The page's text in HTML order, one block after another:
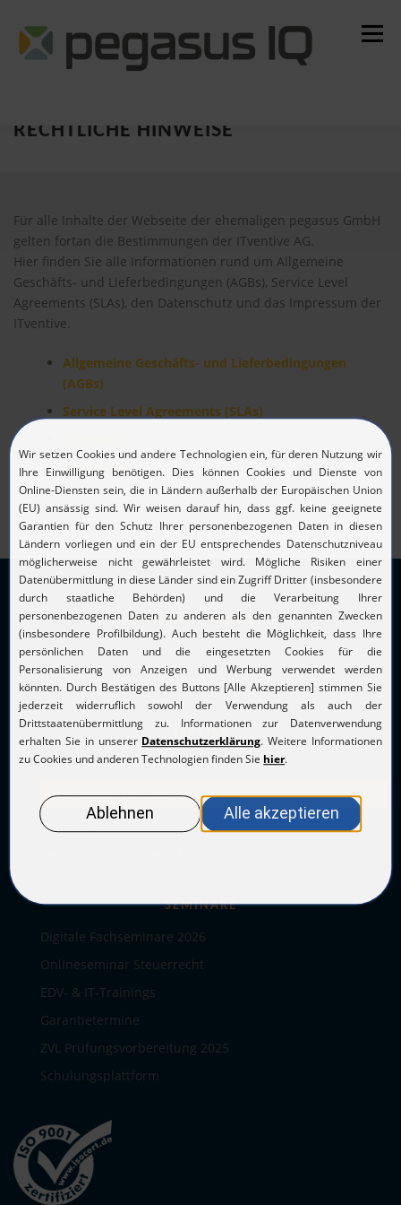
Inhalt
springen
Menü
RECHTLICHE HINWEISE
Für alle Inhalte der Webseite der ehemaligen pegasus GmbH
gelten fortan die Bestimmungen der ITventive AG.
Hier finden Sie alle Informationen rund um Allgemeine
Geschäfts- und Lieferbedingungen (AGBs), Service Level
Agreements (SLAs), den Datenschutz und das Impressum der
ITventive.
Allgemeine Geschäfts- und Lieferbedingungen
(AGBs)
Service Level Agreements (SLAs)
Impressum
RECHTLICHE HINWEISE
Übersicht
Impressum der Fa. pegasus GmbH
SERVICE
Portfolio pegasus IQ
Produktflyer Schulungsplattform
Standorte
SEMINARE
Digitale Fachseminare 2026
Onlineseminar Steuerrecht
EDV- & IT-Trainings
Garantietermine
ZVL Prüfungsvorbereitung 2025
Schulungsplattform